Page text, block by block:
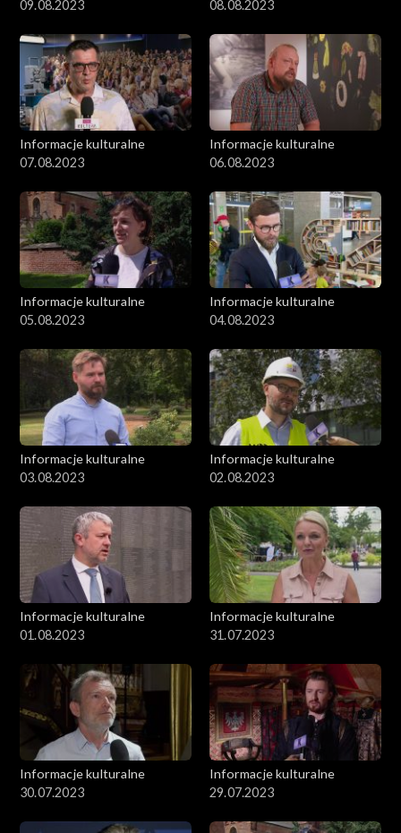
09.08.2023
08.08.2023
Informacje kulturalne
07.08.2023
Informacje kulturalne
06.08.2023
Informacje kulturalne
05.08.2023
Informacje kulturalne
04.08.2023
Informacje kulturalne
03.08.2023
Informacje kulturalne
02.08.2023
Informacje kulturalne
01.08.2023
Informacje kulturalne
31.07.2023
Informacje kulturalne
30.07.2023
Informacje kulturalne
29.07.2023